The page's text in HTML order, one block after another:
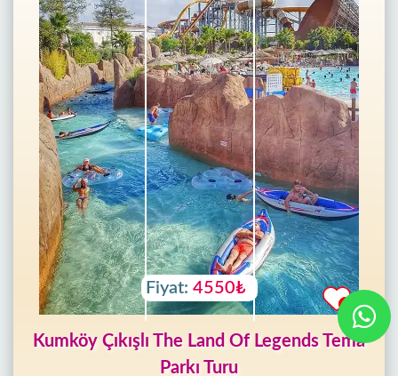
Fiyat: 4550₺
Kumköy Çıkışlı The Land Of Legends Tema
Parkı Turu